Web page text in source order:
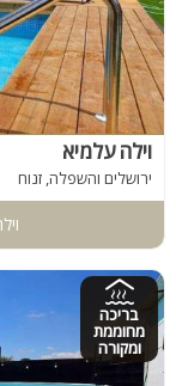
וילה עלמיא
ירושלים והשפלה, זנוח
בריכה
מחוממת
ומקורה